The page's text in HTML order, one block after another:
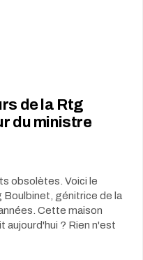
de la Rtg
du ministre
obsolètes. Voici le
génitrice de la
Cette maison
aujourd'hui ? Rien n'est